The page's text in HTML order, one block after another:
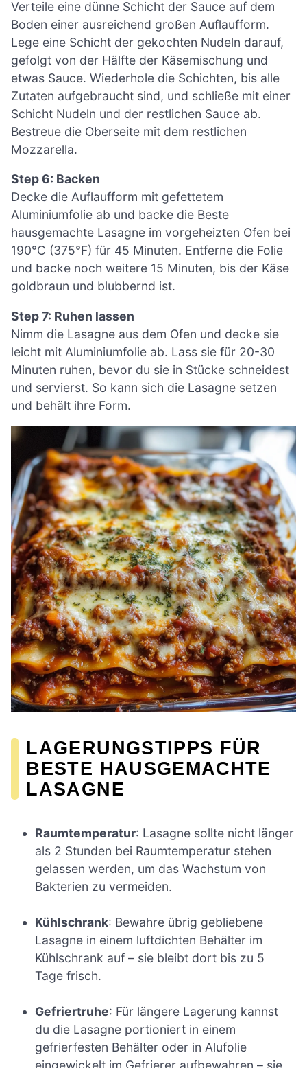
Verteile eine dünne Schicht der Sauce auf dem
Boden einer ausreichend großen Auflaufform.
Lege eine Schicht der gekochten Nudeln darauf,
gefolgt von der Hälfte der Käsemischung und
etwas Sauce. Wiederhole die Schichten, bis alle
Zutaten aufgebraucht sind, und schließe mit einer
Schicht Nudeln und der restlichen Sauce ab.
Bestreue die Oberseite mit dem restlichen
Mozzarella.
Step 6: Backen
Decke die Auflaufform mit gefettetem
Aluminiumfolie ab und backe die Beste
hausgemachte Lasagne im vorgeheizten Ofen bei
190°C (375°F) für 45 Minuten. Entferne die Folie
und backe noch weitere 15 Minuten, bis der Käse
goldbraun und blubbernd ist.
Step 7: Ruhen lassen
Nimm die Lasagne aus dem Ofen und decke sie
leicht mit Aluminiumfolie ab. Lass sie für 20-30
Minuten ruhen, bevor du sie in Stücke schneidest
und servierst. So kann sich die Lasagne setzen
und behält ihre Form.
LAGERUNGSTIPPS FÜR
BESTE HAUSGEMACHTE
LASAGNE
Raumtemperatur: Lasagne sollte nicht länger
als 2 Stunden bei Raumtemperatur stehen
gelassen werden, um das Wachstum von
Bakterien zu vermeiden.
Kühlschrank: Bewahre übrig gebliebene
Lasagne in einem luftdichten Behälter im
Kühlschrank auf – sie bleibt dort bis zu 5
Tage frisch.
Gefriertruhe: Für längere Lagerung kannst
du die Lasagne portioniert in einem
gefrierfesten Behälter oder in Alufolie